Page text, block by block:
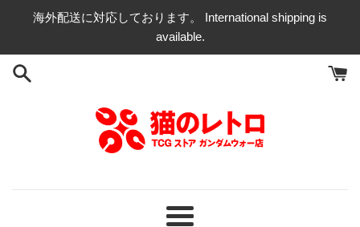
海外配送に対応しております。 International shipping is
available.